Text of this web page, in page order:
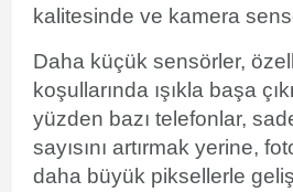
kalitesinde ve kamera
Daha küçük sensörler,
koşullarında ışıkla başa
yüzden bazı telefonlar,
sayısını artırmak yerine,
daha büyük piksellerle